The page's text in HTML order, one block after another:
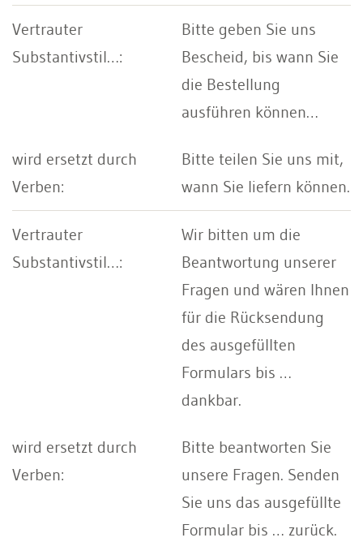
Bitte geben Sie uns
Bescheid, bis wann Sie
die Bestellung
ausführen können…
Bitte teilen Sie uns mit,
wann Sie liefern können.
Wir bitten um die
Beantwortung unserer
Fragen und wären Ihnen
für die Rücksendung
des ausgefüllten
Formulars bis …
dankbar.
Bitte beantworten Sie
unsere Fragen. Senden
Sie uns das ausgefüllte
Formular bis … zurück.